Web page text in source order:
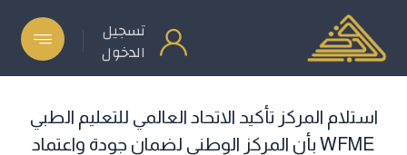
تسجيل
الدخول
استلام المركز تأكيد الاتحاد العالمي للتعليم الطبي
WFME بأن المركز الوطني لضمان جودة واعتماد